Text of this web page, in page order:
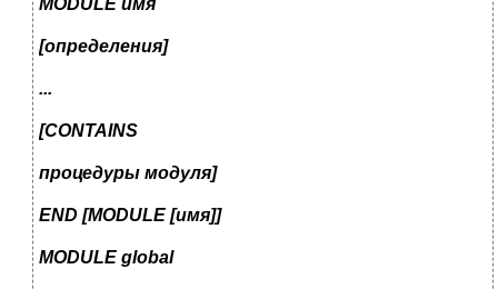
MODULE имя
[определения]
...
[CONTAINS
процедуры модуля]
END [MODULE [имя]]
MODULE global